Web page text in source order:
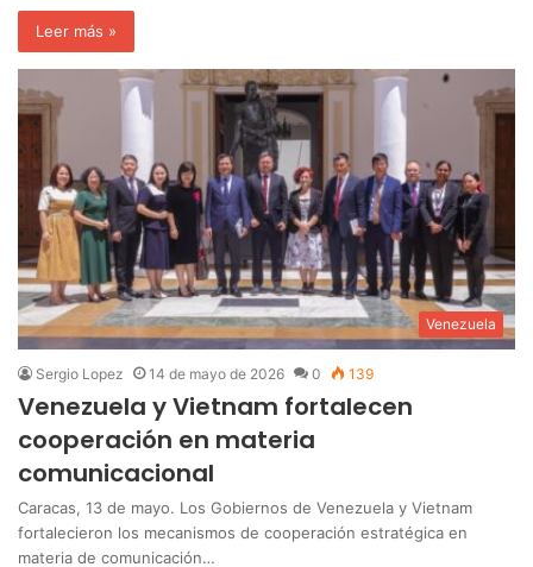
Leer más »
Venezuela
Sergio Lopez 14 de mayo de 2026 0 139
Venezuela y Vietnam fortalecen
cooperación en materia
comunicacional
Caracas, 13 de mayo. Los Gobiernos de Venezuela y Vietnam
fortalecieron los mecanismos de cooperación estratégica en
materia de comunicación…